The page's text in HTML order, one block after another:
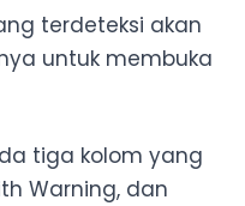
terdeteksi akan
untuk membuka
tiga kolom yang
Warning, dan